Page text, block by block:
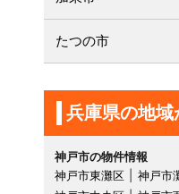
たつの市
兵庫県の地
神戸市の物件情報
神戸市東灘区
神戸市